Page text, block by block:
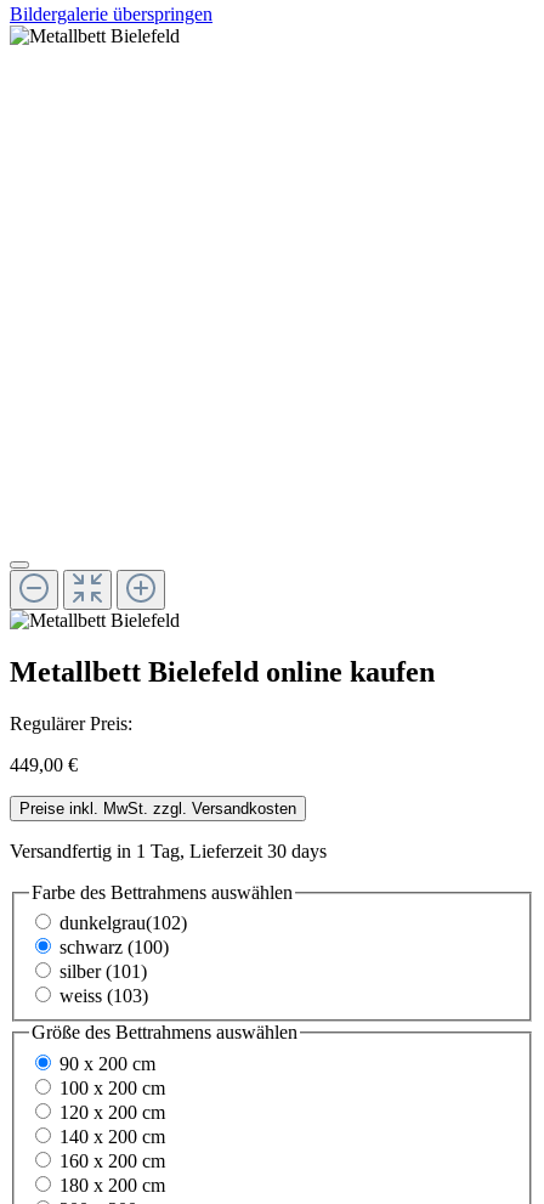
Bildergalerie überspringen
Metallbett Bielefeld online kaufen
Regulärer Preis:
449,00 €
Preise inkl. MwSt. zzgl. Versandkosten
Versandfertig in 1 Tag, Lieferzeit 30 days
Farbe des Bettrahmens auswählen
dunkelgrau(102)
schwarz (100)
silber (101)
weiss (103)
Größe des Bettrahmens auswählen
90 x 200 cm
100 x 200 cm
120 x 200 cm
140 x 200 cm
160 x 200 cm
180 x 200 cm